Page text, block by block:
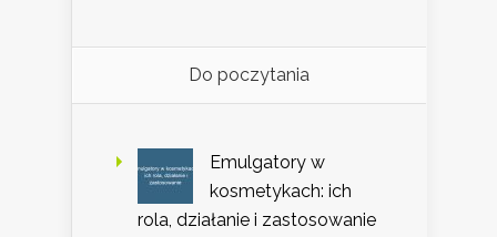
Do poczytania
Emulgatory w
kosmetykach: ich
rola, działanie i zastosowanie